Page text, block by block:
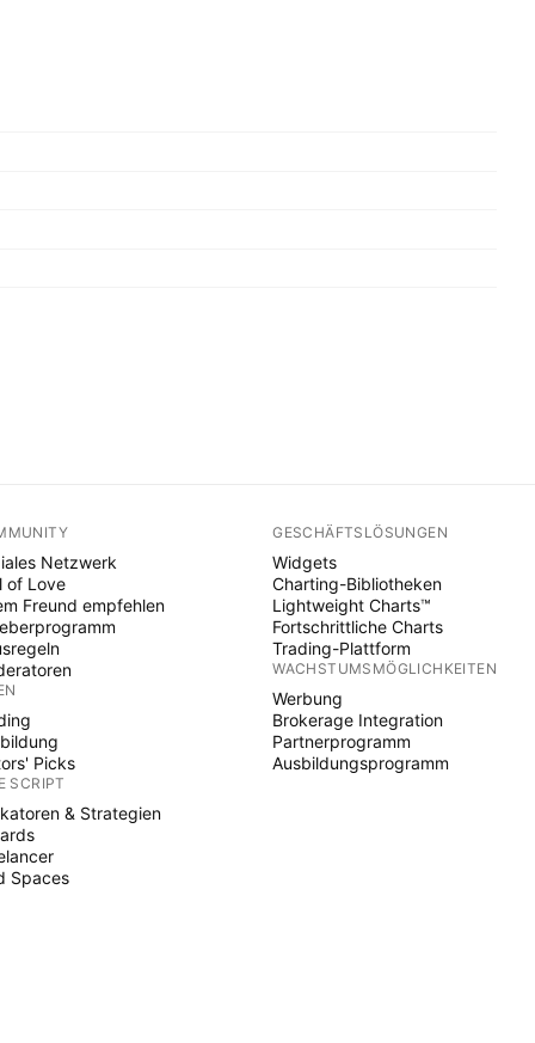
Netzwerk
of Love
Freund empfehlen
Picks
SCRIPT
& Strategien
Spaces
GESCHÄFTSLÖSUNGEN
Widgets
Charting-Bibliotheken
Lightweight Charts™
Fortschrittliche Charts
Trading-Plattform
WACHSTUMSMÖGLICHKEITEN
Werbung
Brokerage Integration
Partnerprogramm
Ausbildungsprogramm